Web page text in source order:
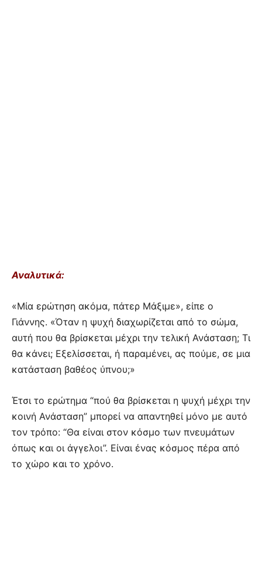
Αναλυτικά:
«Μία ερώτηση ακόμα, πάτερ Μάξιμε», είπε ο
Γιάννης. «Όταν η ψυχή διαχωρίζεται από το σώμα,
αυτή που θα βρίσκεται μέχρι την τελική Ανάσταση; Τι
θα κάνει; Εξελίσσεται, ή παραμένει, ας πούμε, σε μια
κατάσταση βαθέος ύπνου;»
Έτσι το ερώτημα “πού θα βρίσκεται η ψυχή μέχρι την
κοινή Ανάσταση” μπορεί να απαντηθεί μόνο με αυτό
τον τρόπο: “Θα είναι στον κόσμο των πνευμάτων
όπως και οι άγγελοι”. Είναι ένας κόσμος πέρα από
το χώρο και το χρόνο.